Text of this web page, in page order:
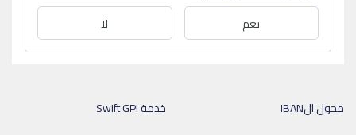
نعم لا
خدمة Swift GPI
محول الIBAN